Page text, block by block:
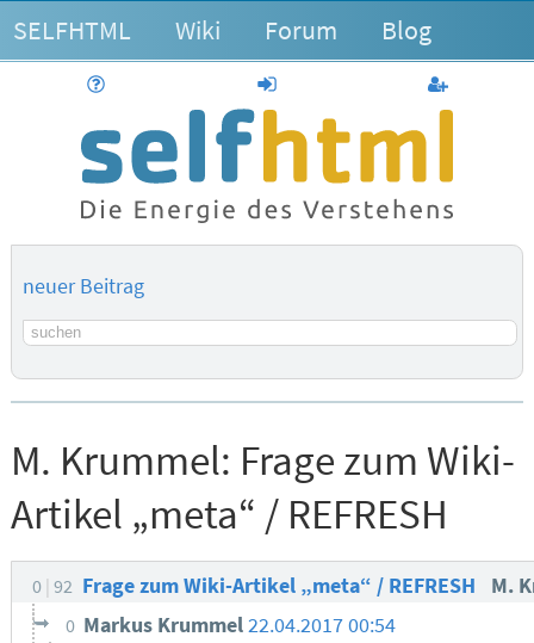
SELFHTML Wiki Forum Blog
anmelden
neuer Beitrag
Suchbegriff
M. Krummel: Frage zum Wiki-
Artikel „meta“ / REFRESH
0 92 Frage zum Wiki-Artikel „meta“ / REFRESH M.
0 Markus Krummel22.04.2017 00:54